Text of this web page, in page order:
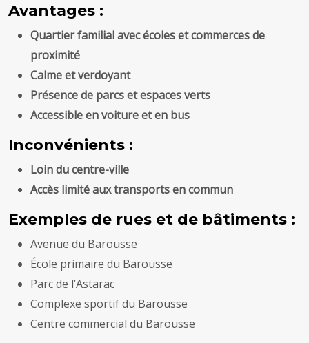
Avantages :
Quartier familial avec écoles et commerces de
proximité
Calme et verdoyant
Présence de parcs et espaces verts
Accessible en voiture et en bus
Inconvénients :
Loin du centre-ville
Accès limité aux transports en commun
Exemples de rues et de bâtiments :
Avenue du Barousse
École primaire du Barousse
Parc de l’Astarac
Complexe sportif du Barousse
Centre commercial du Barousse